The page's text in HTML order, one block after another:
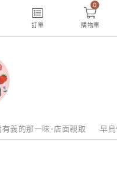
訂單
0
購物車
義的那一味-店面親取 早